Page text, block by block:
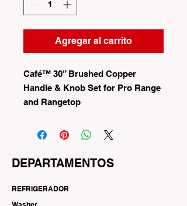
Agregar al carrito
Café™ 30” Brushed Copper
Handle & Knob Set for Pro Range
and Rangetop
DEPARTAMENTOS
REFRIGERADOR